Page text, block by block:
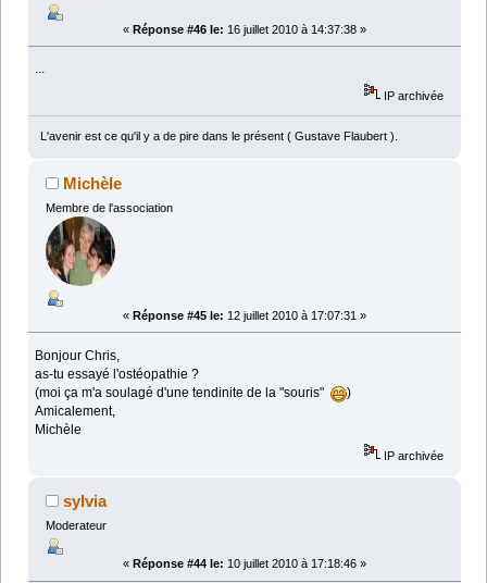
« Réponse #46 le: 16 juillet 2010 à 14:37:38 »
...
IP archivée
L'avenir est ce qu'il y a de pire dans le présent ( Gustave Flaubert ).
Michèle
Membre de l'association
« Réponse #45 le: 12 juillet 2010 à 17:07:31 »
Bonjour Chris,
as-tu essayé l'ostéopathie ?
(moi ça m'a soulagé d'une tendinite de la "souris"
)
Amicalement,
Michèle
IP archivée
sylvia
Moderateur
« Réponse #44 le: 10 juillet 2010 à 17:18:46 »